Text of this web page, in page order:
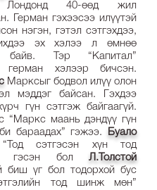
Лондонд 40-өөд жил
Герман гэхээсээ илүүтэй
нэгэн, гэтэл сэтгэхдээ,
эх хэлээ л өмнөө
байв. Тэр “Капитал”
герман хэлээр бичсэн.
Марксыг бодвол илүү олон
мэддэг байсан. Гэхдээ
гүн сэтгэж байгаагүй.
“Маркс маань дэндүү гүн
бараадах” гэжээ. Буало
сэтгэсэн хүн тод
гэсэн бол Л.Толстой
биш үг бол тодорхой бус
тод шинж мөн”